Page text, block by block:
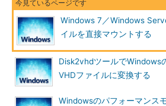
（2） ［仮想ハードディスクの接続］ダイアロ
グでマウントしたいVHDファイルを指定する。
Windows 7／Windows
イルを直接マウントする
Disk2vhdツールでWindows
VHDファイルに変換する
Windowsのパフォーマンス